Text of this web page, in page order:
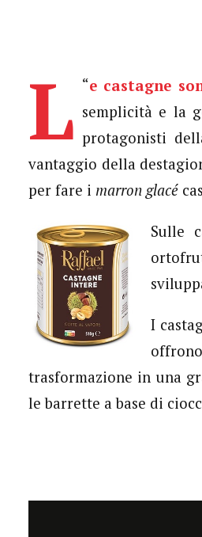
“
L e castagne
semplicità e la
protagonisti
vantaggio della
per fare i marron glacé
Sulle
I
trasformazione in una
le barrette a base di